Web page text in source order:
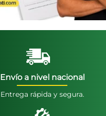
Envío a nivel nacional
Entrega rápida y segura.